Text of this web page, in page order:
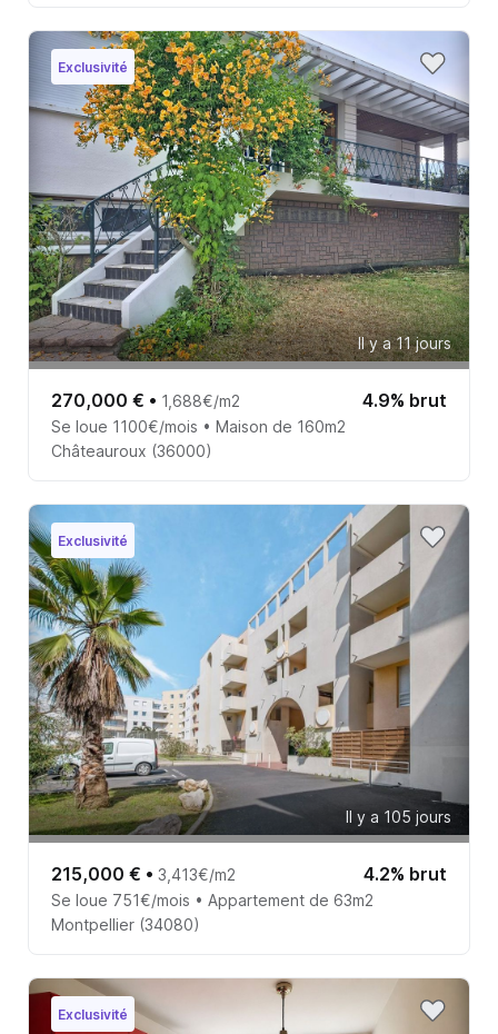
Exclusivité
Il y a 11 jours
270,000 € • 1,688€/m2 4.9% brut
Se loue 1100€/mois • Maison de 160m2
Châteauroux (36000)
Exclusivité
Il y a 105 jours
215,000 € • 3,413€/m2 4.2% brut
Se loue 751€/mois • Appartement de 63m2
Montpellier (34080)
Exclusivité